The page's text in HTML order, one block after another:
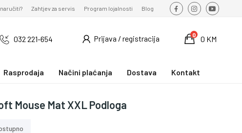
Zahtjev za servis Program lojalnosti Blog
032 221-654 Prijava / registracija 0 KM
0
Rasprodaja Načini plaćanja Dostava Kontakt
Mouse Mat XXL Podloga